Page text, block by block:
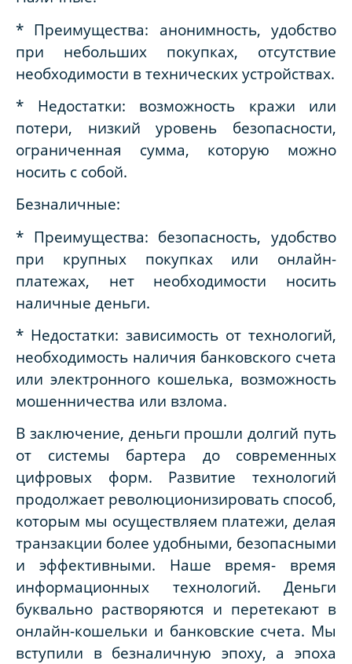
* Преимущества: анонимность, удобство
при небольших покупках, отсутствие
необходимости в технических устройствах.
* Недостатки: возможность кражи или
потери, низкий уровень безопасности,
ограниченная сумма, которую можно
носить с собой.
Безналичные:
* Преимущества: безопасность, удобство
при крупных покупках или онлайн-
платежах, нет необходимости носить
наличные деньги.
* Недостатки: зависимость от технологий,
необходимость наличия банковского счета
или электронного кошелька, возможность
мошенничества или взлома.
В заключение, деньги прошли долгий путь
от системы бартера до современных
цифровых форм. Развитие технологий
продолжает революционизировать способ,
которым мы осуществляем платежи, делая
транзакции более удобными, безопасными
и эффективными. Наше время- время
информационных технологий. Деньги
буквально растворяются и перетекают в
онлайн-кошельки и банковские счета. Мы
вступили в безналичную эпоху, а эпоха